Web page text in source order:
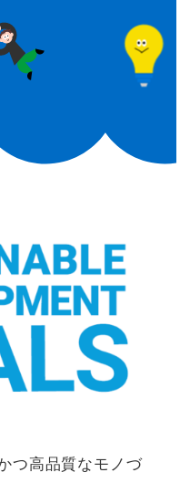
つ高品質なモノづ